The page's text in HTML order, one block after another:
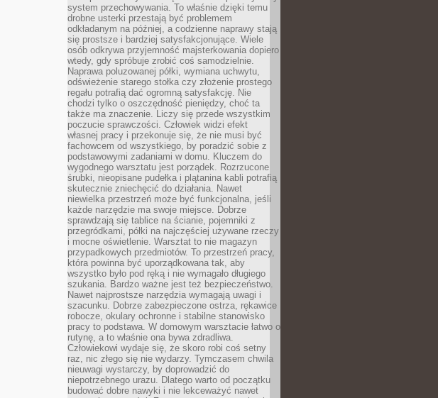
system przechowywania. To właśnie dzięki temu
drobne usterki przestają być problemem
odkładanym na później, a codzienne naprawy stają
się prostsze i bardziej satysfakcjonujące. Wiele
osób odkrywa przyjemność majsterkowania dopiero
wtedy, gdy spróbuje zrobić coś samodzielnie.
Naprawa poluzowanej półki, wymiana uchwytu,
odświeżenie starego stołka czy złożenie prostego
regału potrafią dać ogromną satysfakcję. Nie
chodzi tylko o oszczędność pieniędzy, choć ta
także ma znaczenie. Liczy się przede wszystkim
poczucie sprawczości. Człowiek widzi efekt
własnej pracy i przekonuje się, że nie musi być
fachowcem od wszystkiego, by poradzić sobie z
podstawowymi zadaniami w domu. Kluczem do
wygodnego warsztatu jest porządek. Rozrzucone
śrubki, nieopisane pudełka i plątanina kabli potrafią
skutecznie zniechęcić do działania. Nawet
niewielka przestrzeń może być funkcjonalna, jeśli
każde narzędzie ma swoje miejsce. Dobrze
sprawdzają się tablice na ścianie, pojemniki z
przegródkami, półki na najczęściej używane rzeczy
i mocne oświetlenie. Warsztat to nie magazyn
przypadkowych przedmiotów. To przestrzeń pracy,
która powinna być uporządkowana tak, aby
wszystko było pod ręką i nie wymagało długiego
szukania. Bardzo ważne jest też bezpieczeństwo.
Nawet najprostsze narzędzia wymagają uwagi i
szacunku. Dobrze zabezpieczone ostrza, rękawice
robocze, okulary ochronne i stabilne stanowisko
pracy to podstawa. W domowym warsztacie łatwo o
rutynę, a to właśnie ona bywa zdradliwa.
Człowiekowi wydaje się, że skoro robi coś setny
raz, nic złego się nie wydarzy. Tymczasem chwila
nieuwagi wystarczy, by doprowadzić do
niepotrzebnego urazu. Dlatego warto od początku
budować dobre nawyki i nie lekceważyć nawet